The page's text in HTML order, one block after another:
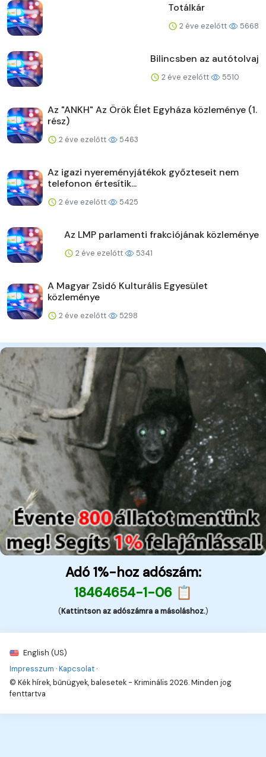
Totálkár
2 éve ezelőtt 5668
Bilincsben az autótolvaj
2 éve ezelőtt 5510
Az "ANKH" Az Örök Élet Egyháza közleménye (1.
rész)
2 éve ezelőtt 5463
Az igazi nyereményjátékok győzteseit nem
telefonon értesítik...
2 éve ezelőtt 5425
Az LMP parlamenti frakciójának közleménye
2 éve ezelőtt 5341
A Magyar Zsidó Kulturális Egyesület
közleménye
2 éve ezelőtt 5298
Adó 1%-hoz adószám:
18464654-1-06 📋
(Kattintson az adószámra a másoláshoz.)
English (US)
Impresszum ·Kapcsolat ·
© Kék hírek, bűnügyek, balesetek - Kriminális 2026. Minden jog
fenttartva